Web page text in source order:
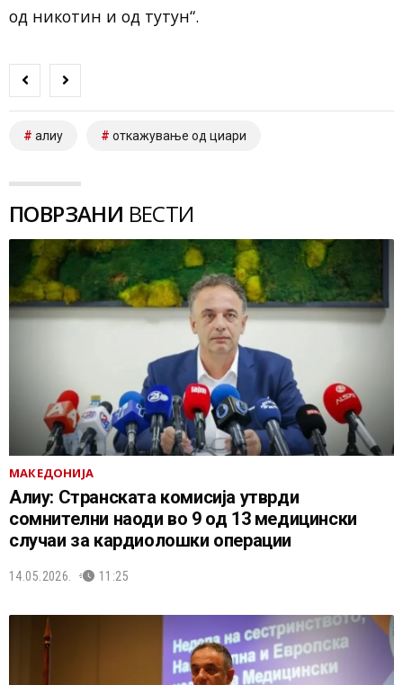
од никотин и од тутун“.
алиу откажување од циари
ПОВРЗАНИ ВЕСТИ
МАКЕДОНИЈА
Алиу: Странската комисија утврди
сомнителни наоди во 9 од 13 медицински
случаи за кардиолошки операции
14.05.2026. 11:25